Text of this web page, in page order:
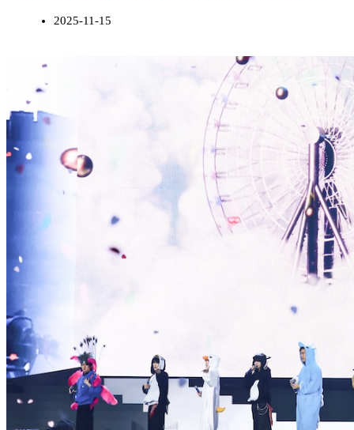
2025-11-15